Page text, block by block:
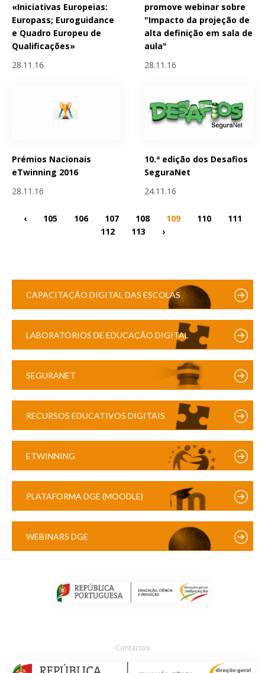
«Iniciativas Europeias:
Europass; Euroguidance
e Quadro Europeu de
Qualificações»
28.11.16
promove webinar sobre
"Impacto da projeção de
alta definição em sala de
aula"
28.11.16
Prémios Nacionais
eTwinning 2016
28.11.16
10.ª edição dos Desafios
SeguraNet
24.11.16
‹ 105 106 107 108 109 110
111
112
113 ›
CAPACITAÇÃO DIGITAL DAS ESCOLAS
LABORATÓRIOS DE EDUCAÇÃO DIGITAL
SEGURANET
RECURSOS EDUCATIVOS DIGITAIS
ETWINNING
PLATAFORMA DGE (MOODLE)
WEBINARS DGE
Contactos